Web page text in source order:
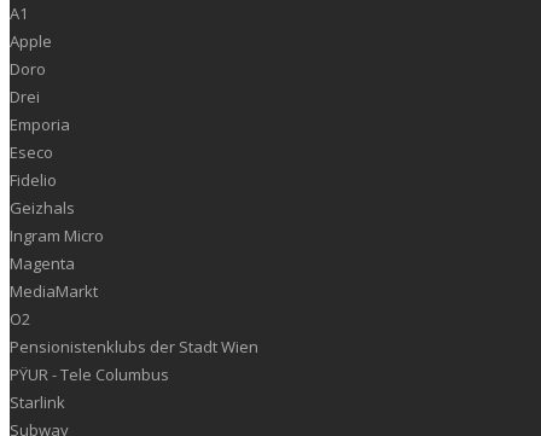
A1
Apple
Doro
Drei
Emporia
Eseco
Fidelio
Geizhals
Ingram Micro
Magenta
MediaMarkt
O2
Pensionistenklubs der Stadt Wien
PŸUR - Tele Columbus
Starlink
Subway